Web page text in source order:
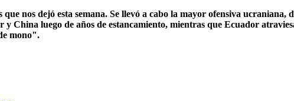
nos dejó esta semana. Se llevó a cabo la mayor ofensiva ucraniana,
luego de años de estancamiento, mientras que Ecuador
mono".